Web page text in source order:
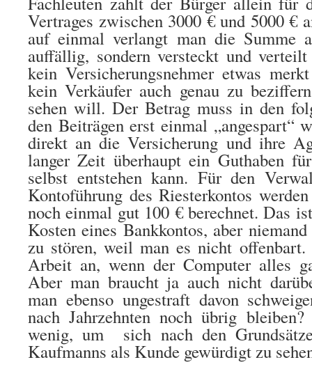
Vertrages zwischen 3000 € und 5000 €
auf einmal verlangt man die Summe
auffällig, sondern versteckt und
kein Versicherungsnehmer etwas
kein Verkäufer auch genau zu
sehen will. Der Betrag muss in den
den Beiträgen erst einmal „angespart“
direkt an die Versicherung und ihre
langer Zeit überhaupt ein Guthaben
selbst entstehen kann. Für den
Kontoführung des Riesterkontos
noch einmal gut 100 € berechnet. Das
Kosten eines Bankkontos, aber
zu stören, weil man es nicht
Arbeit an, wenn der Computer alles
Aber man braucht ja auch nicht
man ebenso ungestraft davon
nach Jahrzehnten noch übrig
wenig, um sich nach den
Kaufmanns als Kunde gewürdigt zu